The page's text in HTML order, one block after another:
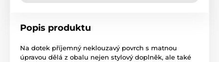
Popis produktu
Na dotek příjemný neklouzavý povrch s matnou
úpravou dělá z obalu nejen stylový doplněk, ale také